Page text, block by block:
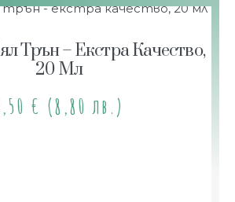
Трън – Екстра Качество,
20 Мл
€ (8,80 лв.)